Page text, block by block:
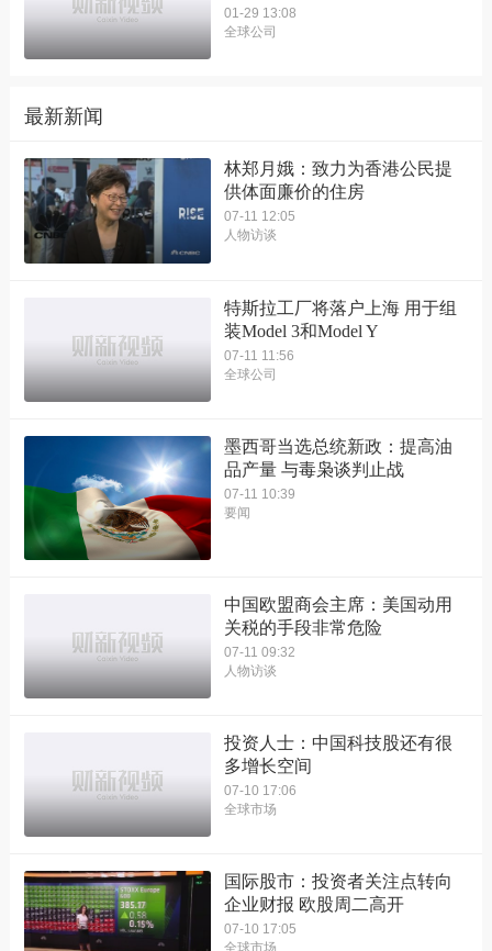
01-29 13:08
全球公司
最新新闻
林郑月娥：致力为香港公民提
供体面廉价的住房
07-11 12:05
人物访谈
特斯拉工厂将落户上海 用于组
装Model 3和Model Y
07-11 11:56
全球公司
墨西哥当选总统新政：提高油
品产量 与毒枭谈判止战
07-11 10:39
要闻
中国欧盟商会主席：美国动用
关税的手段非常危险
07-11 09:32
人物访谈
投资人士：中国科技股还有很
多增长空间
07-10 17:06
全球市场
国际股市：投资者关注点转向
企业财报 欧股周二高开
07-10 17:05